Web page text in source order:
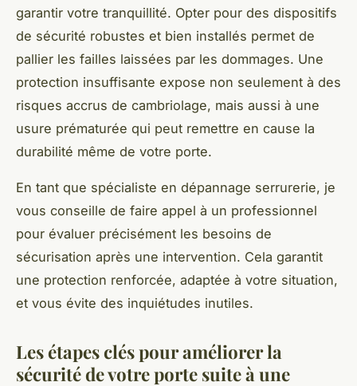
garantir votre tranquillité. Opter pour des dispositifs
de sécurité robustes et bien installés permet de
pallier les failles laissées par les dommages. Une
protection insuffisante expose non seulement à des
risques accrus de cambriolage, mais aussi à une
usure prématurée qui peut remettre en cause la
durabilité même de votre porte.
En tant que spécialiste en dépannage serrurerie, je
vous conseille de faire appel à un professionnel
pour évaluer précisément les besoins de
sécurisation après une intervention. Cela garantit
une protection renforcée, adaptée à votre situation,
et vous évite des inquiétudes inutiles.
Les étapes clés pour améliorer la
sécurité de votre porte suite à une